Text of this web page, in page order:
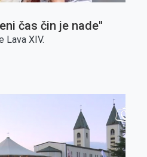
čas čin je nade''
Lava XIV.